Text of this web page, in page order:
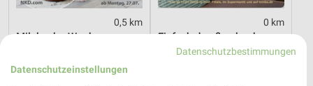
0,5 km
Milchzahn-Woche
0 km
Einfach draußen kochen
Gültig bis Di. 18.08.
Datenschutzbestimmungen
Datenschutzeinstellungen